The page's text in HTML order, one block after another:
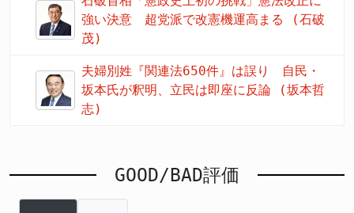
強い決意 超党派で改憲機運高まる (石破
茂)
夫婦別姓『関連法650件』は誤り 自民・
坂本氏が釈明、立民は即座に反論 (坂本哲
志)
GOOD/BAD評価